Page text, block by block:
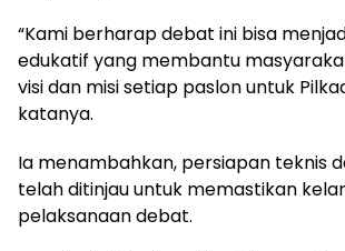
“Kami berharap debat ini bisa
edukatif yang membantu
visi dan misi setiap paslon untuk
katanya.
Ia menambahkan, persiapan teknis
telah ditinjau untuk memastikan
pelaksanaan debat.